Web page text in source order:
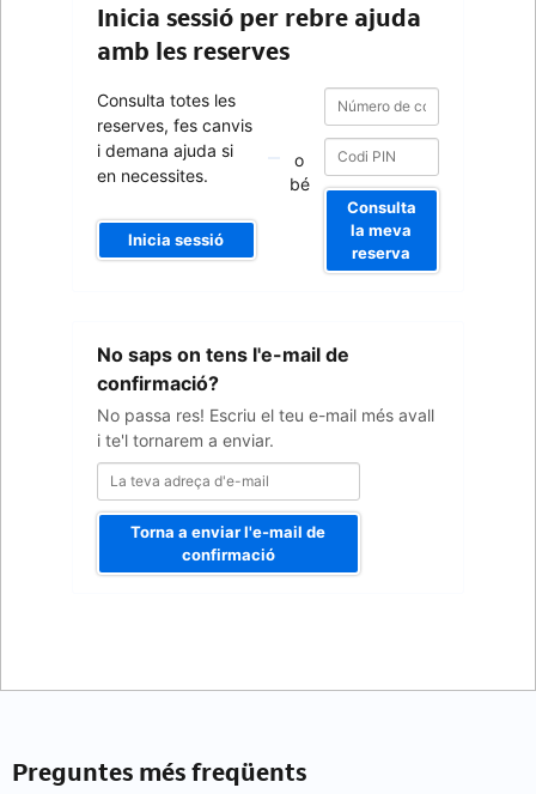
Inicia sessió per rebre ajuda
amb les reserves
Consulta totes les
reserves, fes canvis
i demana ajuda si
en necessites.
Inicia sessió
o
bé
Número
de
confirmació
Número
confirmació
Consulta
la meva
reserva
No saps on tens l'e-mail de
confirmació?
No passa res! Escriu el teu e-mail més avall
i te'l tornarem a enviar.
adreça
Torna a enviar l'e-mail de
confirmació
Preguntes més freqüents